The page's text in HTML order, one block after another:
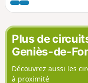
Plus de
Geniès-de-
Découvrez aussi les
à proximité